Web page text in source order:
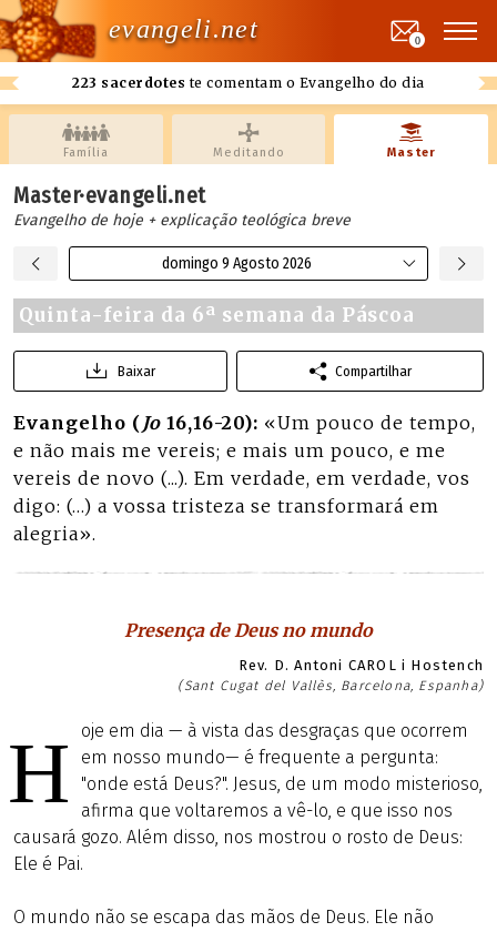
evangeli.net
223 sacerdotes te comentam o Evangelho do dia
0
Família Meditando Master
Master·evangeli.net
Evangelho de hoje + explicação teológica breve
domingo 9 Agosto 2026
Quinta-feira da 6ª semana da Páscoa
Baixar Compartilhar
Evangelho ( Jo 16,16-20): «Um pouco de tempo,
e não mais me vereis; e mais um pouco, e me
vereis de novo (...). Em verdade, em verdade, vos
digo: (…) a vossa tristeza se transformará em
alegria».
Presença de Deus no mundo
Rev. D. Antoni CAROL i Hostench
(Sant Cugat del Vallès, Barcelona, Espanha)
H
oje em dia — à vista das desgraças que ocorrem
em nosso mundo— é frequente a pergunta:
"onde está Deus?". Jesus, de um modo misterioso,
afirma que voltaremos a vê-lo, e que isso nos
causará gozo. Além disso, nos mostrou o rosto de Deus:
Ele é Pai.
O mundo não se escapa das mãos de Deus. Ele não